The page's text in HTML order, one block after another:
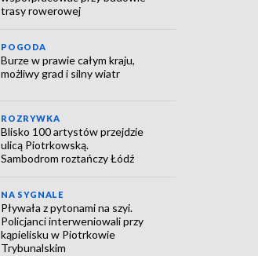
trasy rowerowej
POGODA
Burze w prawie całym kraju,
możliwy grad i silny wiatr
ROZRYWKA
Blisko 100 artystów przejdzie
ulicą Piotrkowską.
Sambodrom roztańczy Łódź
NA SYGNALE
Pływała z pytonami na szyi.
Policjanci interweniowali przy
kąpielisku w Piotrkowie
Trybunalskim